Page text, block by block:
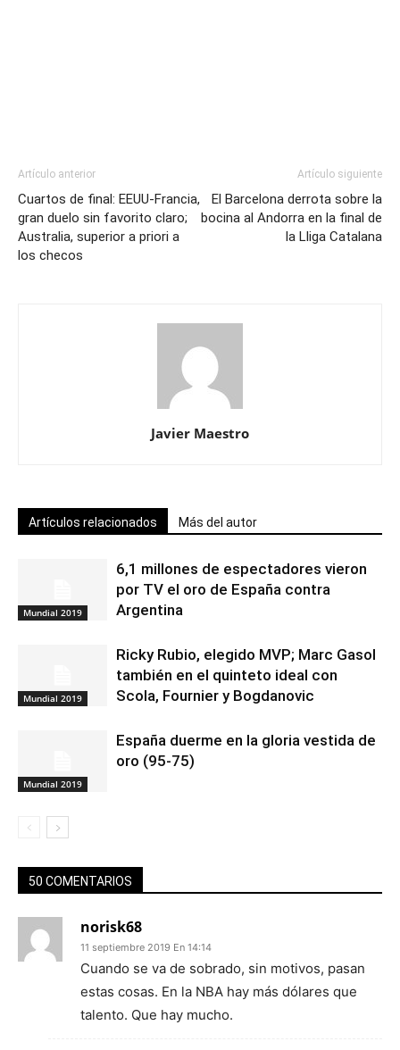
Artículo anterior
Cuartos de final: EEUU-Francia,
gran duelo sin favorito claro;
Australia, superior a priori a
los checos
Artículo siguiente
El Barcelona derrota sobre la
bocina al Andorra en la final de
la Lliga Catalana
Javier Maestro
Artículos relacionados Más del autor
Mundial 2019
6,1 millones de espectadores vieron
por TV el oro de España contra
Argentina
Mundial 2019
Ricky Rubio, elegido MVP; Marc Gasol
también en el quinteto ideal con
Scola, Fournier y Bogdanovic
Mundial 2019
España duerme en la gloria vestida de
oro (95-75)
50 COMENTARIOS
norisk68
11 septiembre 2019 En 14:14
Cuando se va de sobrado, sin motivos, pasan
estas cosas. En la NBA hay más dólares que
talento. Que hay mucho.